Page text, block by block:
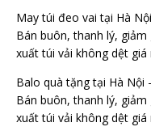
May túi đeo vai tại Hà
Bán buôn, thanh lý,
xuất túi vải không dệt giá
Balo quà tặng tại Hà Nội
Bán buôn, thanh lý,
xuất túi vải không dệt giá